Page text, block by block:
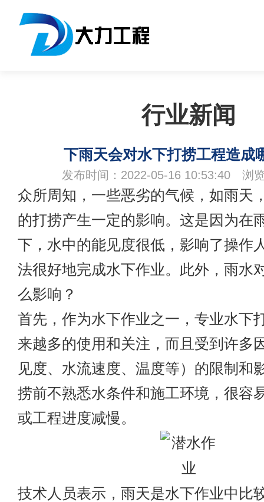
行业新闻
下雨天会对水下打捞工程造成
发布时间：2022-05-16 10:53:40 浏
众所周知，一些恶劣的气候，如雨天
的打捞产生一定的影响。这是因为在
下，水中的能见度很低，影响了操作
法很好地完成水下作业。此外，雨水
么影响？
首先，作为水下作业之一，专业水下
来越多的使用和关注，而且受到许多
见度、水流速度、温度等）的限制和
捞前不熟悉水条件和施工环境，很容
或工程进度减慢。
技术人员表示，雨天是水下作业中比